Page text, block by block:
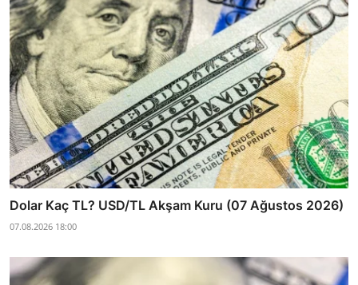
Dolar Kaç TL? USD/TL Akşam Kuru (07 Ağustos 2026)
07.08.2026 18:00